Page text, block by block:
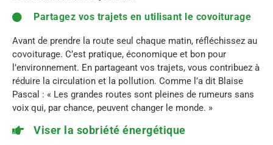
Partagez vos trajets en utilisant le covoiturage
Avant de prendre la route seul chaque matin, réfléchissez au
covoiturage. C’est pratique, économique et bon pour
l’environnement. En partageant vos trajets, vous contribuez à
réduire la circulation et la pollution. Comme l’a dit Blaise
Pascal : « Les grandes routes sont pleines de rumeurs sans
voix qui, par chance, peuvent changer le monde. »
Viser la sobriété énergétique